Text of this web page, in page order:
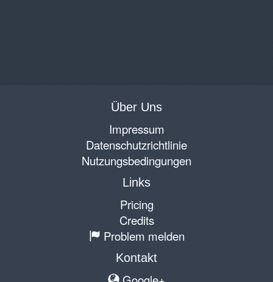
Über Uns
Impressum
Datenschutzrichtlinie
Nutzungsbedingungen
Links
Pricing
Credits
Problem melden
Kontakt